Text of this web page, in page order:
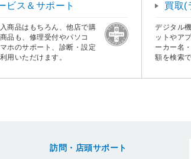
ビス＆サポート
商品はもちろん、他店で購
品も、修理受付やパソコ
ホのサポート、診断・設定
用いただけます。
買取(
デジタル
ットやア
ーカー名
額を検索
訪問・店頭サポート